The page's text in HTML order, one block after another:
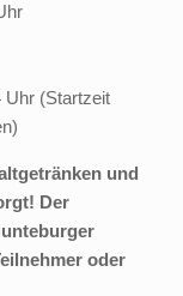
Uhr (Startzeit
und
Der
oder